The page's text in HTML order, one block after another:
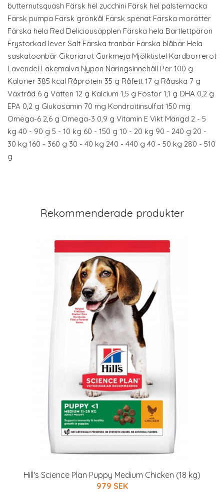
butternutsquash Färsk hel zucchini Färsk hel palsternacka
Färsk pumpa Färsk grönkål Färsk spenat Färska morötter
Färska hela Red Deliciousäpplen Färska hela Bartlettpäron
Frystorkad lever Salt Färska tranbär Färska blåbär Hela
saskatoonbär Cikoriarot Gurkmeja Mjölktistel Kardborrerot
Lavendel Läkemalva Nypon Näringsinnehåll Per 100 g
Kalorier 385 kcal Råprotein 35 g Råfett 17 g Råaska 7 g
Växtråd 6 g Vatten 12 g Kalcium 1,5 g Fosfor 1,1 g DHA 0,2 g
EPA 0,2 g Glukosamin 70 mg Kondroitinsulfat 150 mg
Omega-6 2,6 g Omega-3 0,9 g Vitamin E Vikt Mängd 2 - 5
kg 40 - 90 g 5 - 10 kg 60 - 150 g 10 - 20 kg 90 - 240 g 20 -
30 kg 160 - 360 g 30 - 40 kg 240 - 440 g 40 - 50 kg 280 - 510
g
Rekommenderade produkter
Hill's Science Plan Puppy Medium Chicken (18 kg)
979 SEK